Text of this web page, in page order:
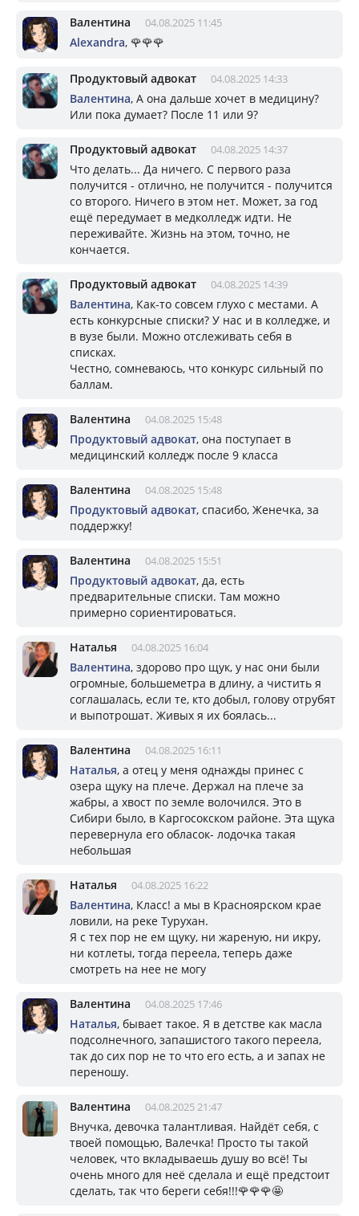
Валентина 04.08.2025 11:45
Alexandra, 🌹🌹🌹
Продуктовый адвокат 04.08.2025 14:33
Валентина, А она дальше хочет в медицину?
Или пока думает? После 11 или 9?
Продуктовый адвокат 04.08.2025 14:37
Что делать... Да ничего. С первого раза
получится - отлично, не получится - получится
со второго. Ничего в этом нет. Может, за год
ещё передумает в медколледж идти. Не
переживайте. Жизнь на этом, точно, не
кончается.
Продуктовый адвокат 04.08.2025 14:39
Валентина, Как-то совсем глухо с местами. А
есть конкурсные списки? У нас и в колледже, и
в вузе были. Можно отслеживать себя в
списках.
Честно, сомневаюсь, что конкурс сильный по
баллам.
Валентина 04.08.2025 15:48
Продуктовый адвокат, она поступает в
медицинский колледж после 9 класса
Валентина 04.08.2025 15:48
Продуктовый адвокат, спасибо, Женечка, за
поддержку!
Валентина 04.08.2025 15:51
Продуктовый адвокат, да, есть
предварительные списки. Там можно
примерно сориентироваться.
Наталья 04.08.2025 16:04
Валентина, здорово про щук, у нас они были
огромные, большеметра в длину, а чистить я
соглашалась, если те, кто добыл, голову отрубят
и выпотрошат. Живых я их боялась...
Валентина 04.08.2025 16:11
Наталья, а отец у меня однажды принес с
озера щуку на плече. Держал на плече за
жабры, а хвост по земле волочился. Это в
Сибири было, в Каргосокском районе. Эта щука
перевернула его обласок- лодочка такая
небольшая
Наталья 04.08.2025 16:22
Валентина, Класс! а мы в Красноярском крае
ловили, на реке Турухан.
Я с тех пор не ем щуку, ни жареную, ни икру,
ни котлеты, тогда переела, теперь даже
смотреть на нее не могу
Валентина 04.08.2025 17:46
Наталья, бывает такое. Я в детстве как масла
подсолнечного, запашистого такого переела,
так до сих пор не то что его есть, а и запах не
переношу.
Валентина 04.08.2025 21:47
Внучка, девочка талантливая. Найдёт себя, с
твоей помощью, Валечка! Просто ты такой
человек, что вкладываешь душу во всё! Ты
очень много для неё сделала и ещё предстоит
сделать, так что береги себя!!!🌹🌹🌹🤩